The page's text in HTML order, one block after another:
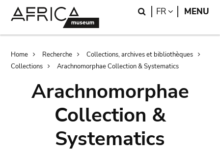
Search
FR LANGUAGE
MENU
Breadcrumb
Home Recherche
Collections, archives et bibliothèques
Collections
Arachnomorphae Collection & Systematics
Arachnomorphae
Collection &
Systematics